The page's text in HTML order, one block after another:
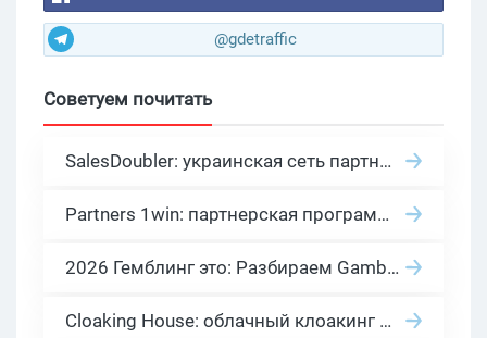
@gdetraffic
Советуем почитать
SalesDoubler: украинская сеть партнерских программ с оплатой за действие
Partners 1win: партнерская программа казино в нише гемблинг арбитраж
2026 Гемблинг это: Разбираем Gambling вертикаль, и все что связано с гемблинг и беттинг офферами
Cloaking House: облачный клоакинг для фильтрации ботов FB и Google Ads — гайд PHP-интеграции 2026